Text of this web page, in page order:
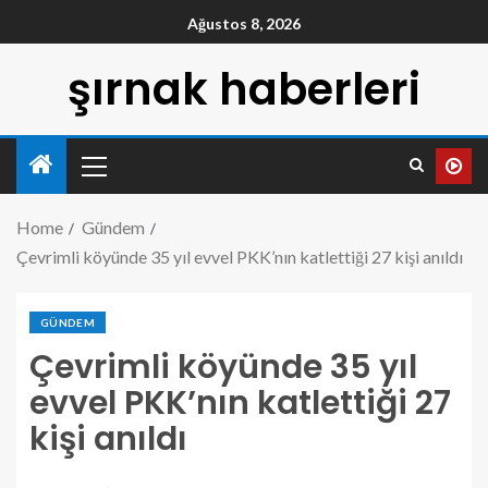
Ağustos 8, 2026
şırnak haberleri
Home
Gündem
Çevrimli köyünde 35 yıl evvel PKK’nın katlettiği 27 kişi anıldı
GÜNDEM
Çevrimli köyünde 35 yıl
evvel PKK’nın katlettiği 27
kişi anıldı